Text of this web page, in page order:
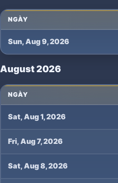
NGÀY
Sun, Aug 9, 2026
August 2026
NGÀY
Sat, Aug 1, 2026
Fri, Aug 7, 2026
Sat, Aug 8, 2026